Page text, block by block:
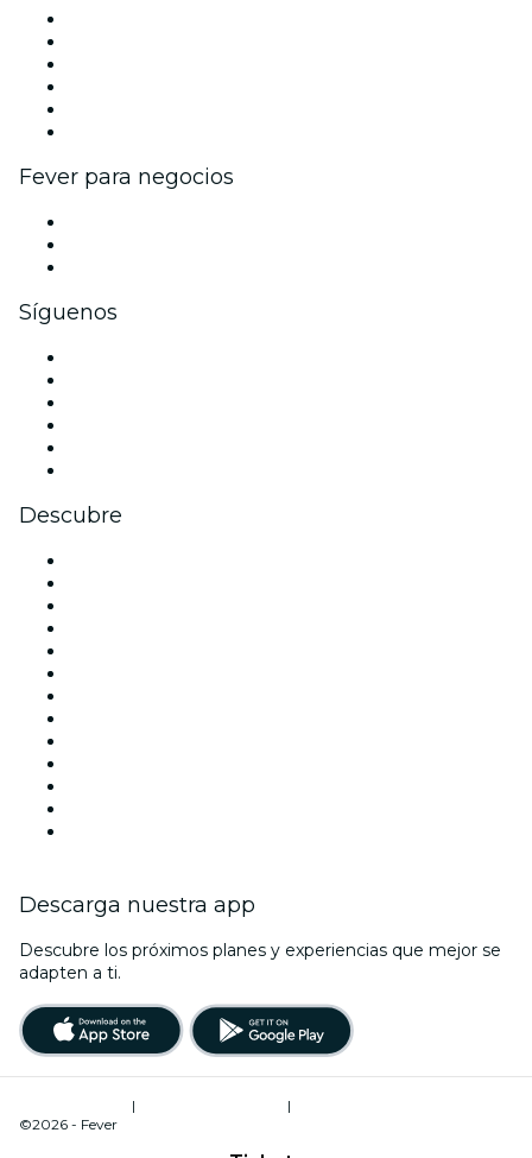
Fever para negocios
Síguenos
Descubre
Descarga nuestra app
Descubre los próximos planes y experiencias que mejor se
adapten a ti.
| |
©2026 - Fever